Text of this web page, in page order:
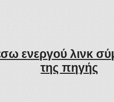
ενεργού λινκ
της πηγής